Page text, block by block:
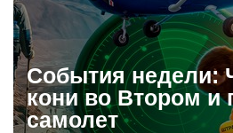
События недели:
кони во Втором и
самолет